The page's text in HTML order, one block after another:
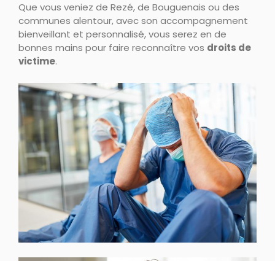
Que vous veniez de Rezé, de Bouguenais ou des
communes alentour, avec son accompagnement
bienveillant et personnalisé, vous serez en de
bonnes mains pour faire reconnaître vos droits de
victime.